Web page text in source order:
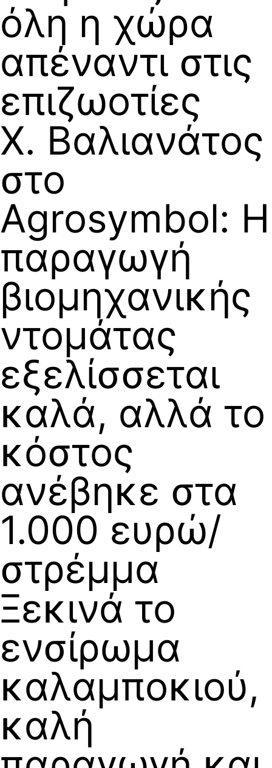
όλη η χώρα
απέναντι στις
επιζωοτίες
Χ. Βαλιανάτος
στο
Agrosymbol: Η
παραγωγή
βιομηχανικής
ντομάτας
εξελίσσεται
καλά, αλλά το
κόστος
ανέβηκε στα
1.000 ευρώ/
στρέμμα
Ξεκινά το
ενσίρωμα
καλαμποκιού,
καλή